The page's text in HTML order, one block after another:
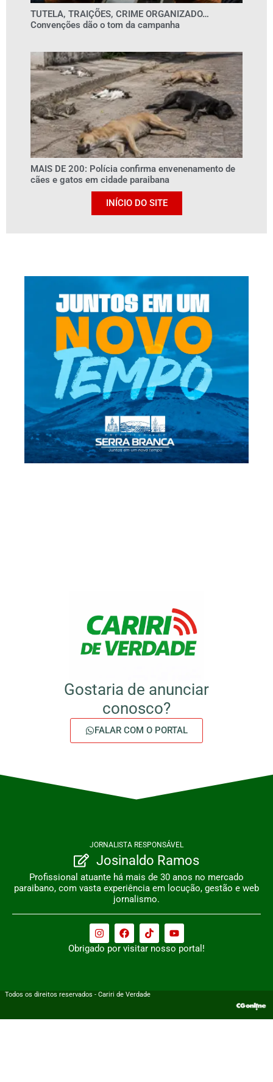
TUTELA, TRAIÇÕES, CRIME ORGANIZADO…
Convenções dão o tom da campanha
MAIS DE 200: Polícia confirma envenenamento de
cães e gatos em cidade paraibana
INÍCIO DO SITE
Gostaria de anunciar
conosco?
FALAR COM O PORTAL
JORNALISTA RESPONSÁVEL
Josinaldo Ramos
Profissional atuante há mais de 30 anos no mercado
paraibano, com vasta experiência em locução, gestão e web
jornalismo.
Obrigado por visitar nosso portal!
Todos os direitos reservados - Cariri de Verdade